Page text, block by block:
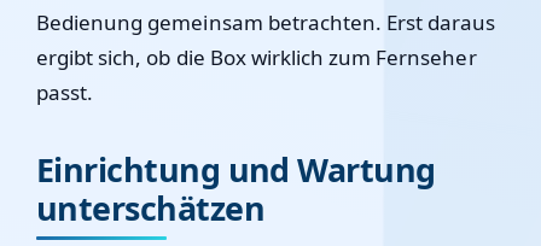
Bedienung gemeinsam betrachten. Erst daraus
ergibt sich, ob die Box wirklich zum Fernseher
passt.
Einrichtung und Wartung
unterschätzen